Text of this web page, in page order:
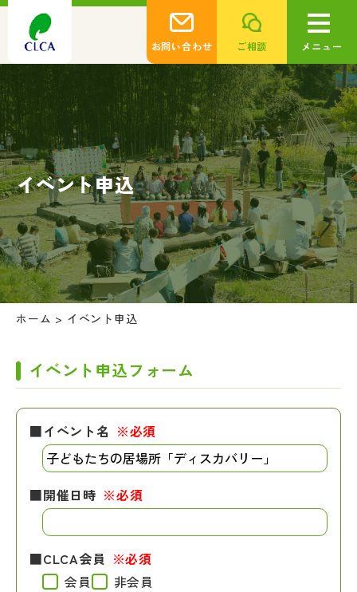
お問い合わせ ご相談 メニュー
イベント申込
ホーム > イベント申込
イベント申込フォーム
■イベント名 ※必須
■開催日時 ※必須
■CLCA会員 ※必須
会員
非会員